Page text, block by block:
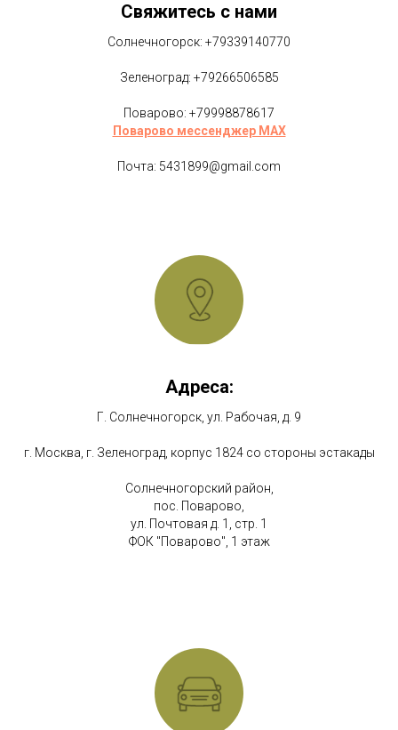
Свяжитесь с нами
Солнечногорск: +79339140770
Зеленоград: +79266506585
Поварово: +79998878617
Поварово мессенджер MAX
Почта: 5431899@gmail.com
Адреса:
Г. Солнечногорск, ул. Рабочая, д. 9
г. Москва, г. Зеленоград, корпус 1824 со стороны эстакады
Солнечногорский район,
пос. Поварово,
ул. Почтовая д. 1, стр. 1
ФОК "Поварово", 1 этаж